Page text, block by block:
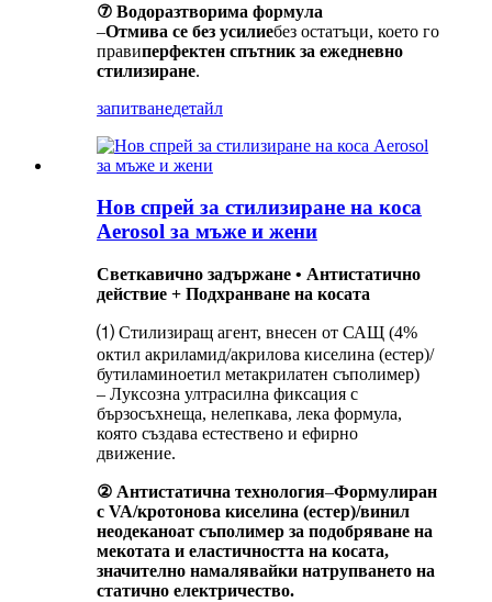
⑦ Водоразтворима формула
–Отмива се без усилиебез остатъци, което го
правиперфектен спътник за ежедневно
стилизиране.
запитванедетайл
Нов спрей за стилизиране на коса
Aerosol за мъже и жени
Светкавично задържане • Антистатично
действие + Подхранване на косата
⑴ Стилизиращ агент, внесен от САЩ (4%
октил акриламид/акрилова киселина (естер)/
бутиламиноетил метакрилатен съполимер)
– Луксозна ултрасилна фиксация с
бързосъхнеща, нелепкава, лека формула,
която създава естествено и ефирно
движение.
② Антистатична технология–Формулиран
с VA/кротонова киселина (естер)/винил
неодеканоат съполимер за подобряване на
мекотата и еластичността на косата,
значително намалявайки натрупването на
статично електричество.